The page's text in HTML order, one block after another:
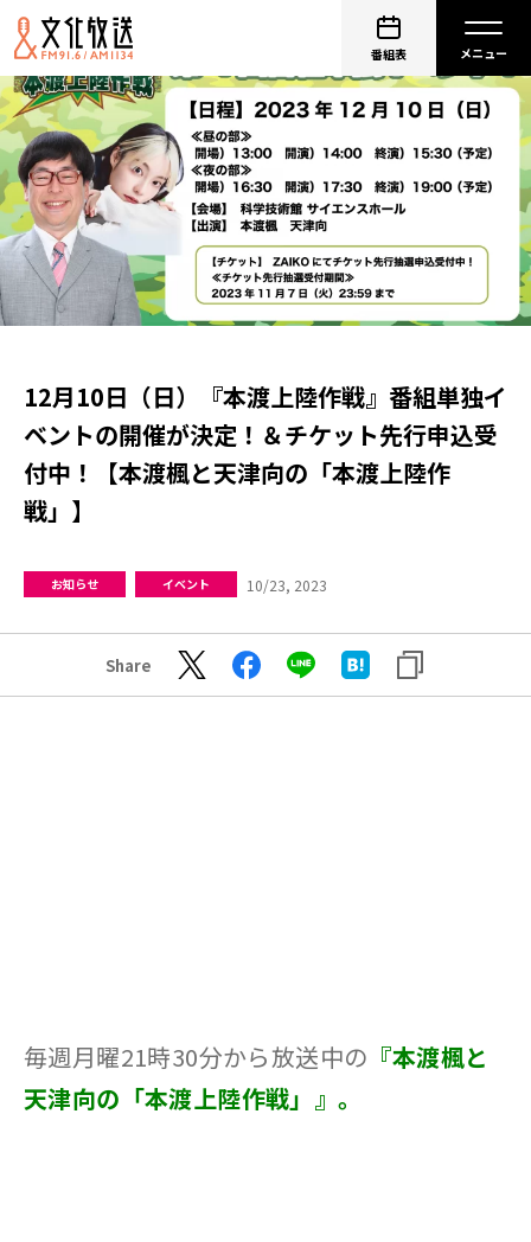
番組表
12月10日（日）『本渡上陸作戦』番組単独イ
ベントの開催が決定！＆チケット先行申込受
付中！【本渡楓と天津向の「本渡上陸作
戦」】
お知らせ イベント 10/23, 2023
Share
毎週月曜21時30分から放送中の 『本渡楓と
天津向の「本渡上陸作戦」』。